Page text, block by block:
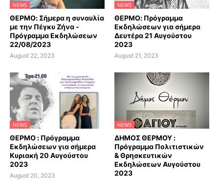
NEWS
ΘΕΡΜΟ: Σήμερα η συναυλία
με την Πέγκυ Ζήνα -
Πρόγραμμα Εκδηλώσεων
22/08/2023
August 22, 2023
NEWS
ΘΕΡΜΟ: Πρόγραμμα
Εκδηλώσεων για σήμερα
Δευτέρα 21 Αυγούστου
2023
August 21, 2023
NEWS
ΘΕΡΜΟ : Πρόγραμμα
Εκδηλώσεων για σήμερα
Κυριακή 20 Αυγούστου
2023
August 20, 2023
NEWS
ΔΗΜΟΣ ΘΕΡΜΟΥ :
Πρόγραμμα Πολιτιστικών
& Θρησκευτικών
Εκδηλώσεων Αυγούστου
2023